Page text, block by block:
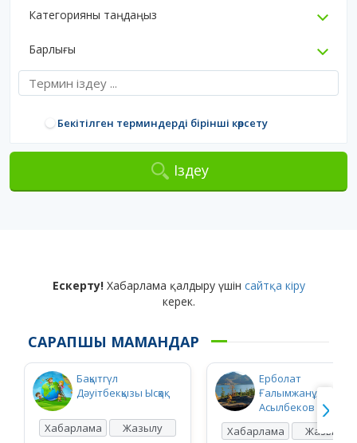
Категорияны таңдаңыз
Барлығы
Бекітілген терминдерді бірінші көрсету
Іздеу
Ескерту!Хабарлама қалдыру үшін сайтқа кіру
керек.
САРАПШЫ МАМАНДАР
Бақытгүл
Дәуітбекқызы Ысқақ
Хабарлама Жазылу
Ерболат
Ғалымжанұлы
Асылбеков
Хабарлама
Жазылу